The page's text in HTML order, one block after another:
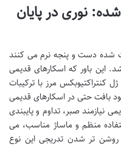
نوری در پایان
شده دست و پنجه نرم می کنند
این باور که اسکارهای قدیمی
کنتراکتیوبکس مرز با ترکیبات
بافت حتی در اسکارهای قدیمی
نیازمند صبر، تداوم و پایبندی
منظم و ماساژ مناسب، می
تر شدن تدریجی این نوع